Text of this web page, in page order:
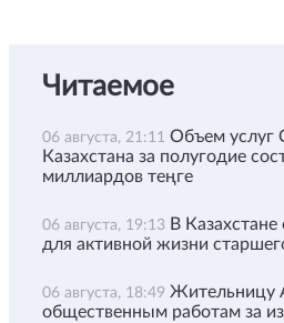
Читаемое
06 августа, 21:11 Объем услуг
Казахстана за полугодие
миллиардов теңге
06 августа, 19:13 В
для активной жизни
06 августа, 18:49 Жительницу
общественным работам за